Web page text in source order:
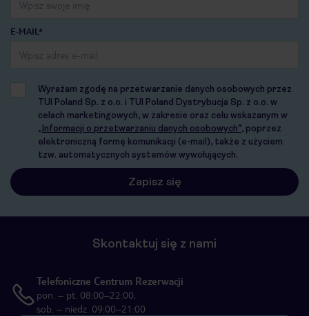
E-MAIL*
Wyrażam zgodę na przetwarzanie danych osobowych przez
TUI Poland Sp. z o.o. i TUI Poland Dystrybucja Sp. z o.o. w
celach marketingowych, w zakresie oraz celu wskazanym w
„Informacji o przetwarzaniu danych osobowych”, poprzez
elektroniczną formę komunikacji (e-mail), także z użyciem
tzw. automatycznych systemów wywołujących.
Skontaktuj się z nami
Telefoniczne Centrum Rezerwacji
pon. – pt. 08:00–22:00,
sob. – niedz. 09:00–21:00